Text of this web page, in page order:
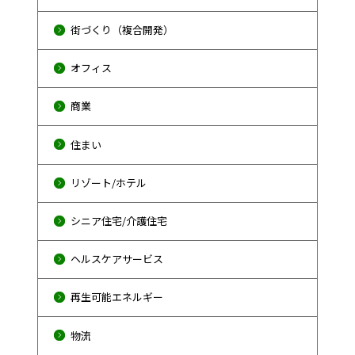
街づくり（複合開発）
オフィス
商業
住まい
リゾート/ホテル
シニア住宅/介護住宅
ヘルスケアサービス
再生可能エネルギー
物流